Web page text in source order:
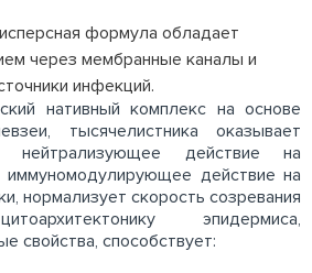
формула обладает
через мембранные каналы и
инфекций.
нативный комплекс на основе
тысячелистника оказывает
нейтрализующее действие на
иммуномодулирующее действие на
нормализует скорость созревания
эпидермиса,
свойства, способствует: